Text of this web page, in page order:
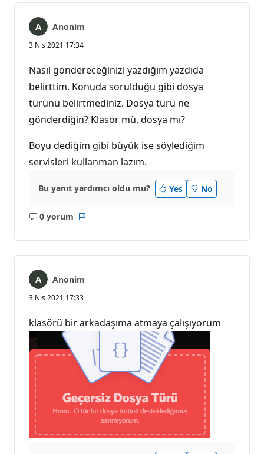
Anonim
3 Nis 2021 17:34
Nasıl göndereceğinizi yazdığım yazdıda
belirttim. Konuda sorulduğu gibi dosya
türünü belirtmediniz. Dosya türü ne
gönderdiğin? Klasör mü, dosya mı?
Boyu dediğim gibi büyük ise söylediğim
servisleri kullanman lazım.
Bu yanıt yardımcı oldu mu? Yes No
0 yorum
Açıklama
Anonim
3 Nis 2021 17:33
klasörü bir arkadaşıma atmaya çalışıyorum